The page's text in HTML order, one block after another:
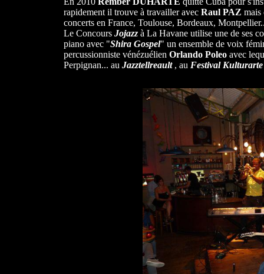
rapidement il trouve à travailler avec Raul PAZ mais
concerts en France, Toulouse, Bordeaux,
Le Concours Jojazzà La Havane utilise une de ses
piano avec "Shira Gospel" un ensemble de voix
percussionniste vénézuélien Orlando Poleoavec
Perpignan... au Jazztellreault, au Festival Kulturarte